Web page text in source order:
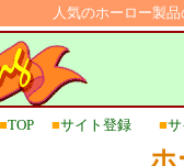
人気のホーロー製
■TOP ■サイト登録 ■
ホ